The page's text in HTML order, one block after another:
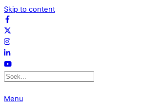
Skip to content
Menu